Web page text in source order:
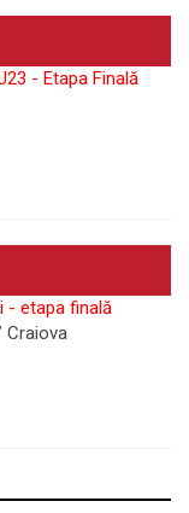
- Etapa Finală
- etapa finală
Craiova